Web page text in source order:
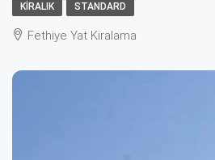
KIRALIK STANDARD
Fethiye Yat Kiralama